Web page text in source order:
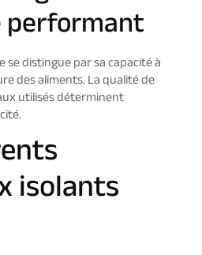
se distingue par sa capacité à
des aliments. La qualité de
utilisés déterminent
isolants